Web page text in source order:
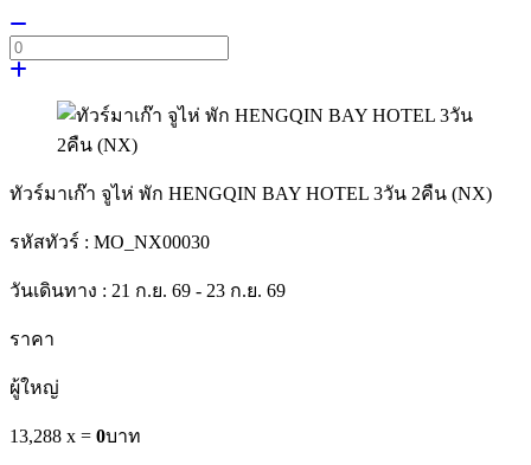
ทัวร์มาเก๊า จูไห่ พัก HENGQIN BAY HOTEL 3วัน 2คืน (NX)
รหัสทัวร์ : MO_NX00030
วันเดินทาง : 21 ก.ย. 69 - 23 ก.ย. 69
ราคา
ผู้ใหญ่
13,288 x = 0บาท